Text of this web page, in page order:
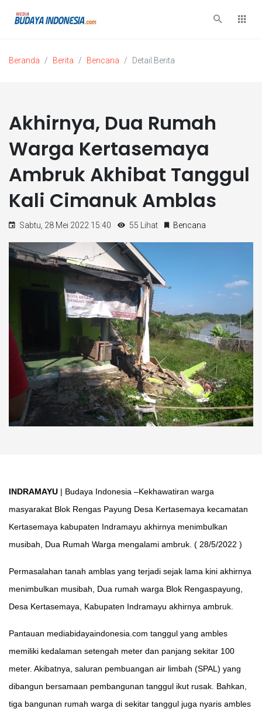
Beranda Berita Bencana Detail Berita
Akhirnya, Dua Rumah
Warga Kertasemaya
Ambruk Akhibat Tanggul
Kali Cimanuk Amblas
Sabtu, 28 Mei 2022 15:40 55 Lihat Bencana
INDRAMAYU | Budaya Indonesia –Kekhawatiran warga
masyarakat Blok Rengas Payung Desa Kertasemaya kecamatan
Kertasemaya kabupaten Indramayu akhirnya menimbulkan
musibah, Dua Rumah Warga mengalami ambruk. ( 28/5/2022 )
Permasalahan tanah amblas yang terjadi sejak lama kini akhirnya
menimbulkan musibah, Dua rumah warga Blok Rengaspayung,
Desa Kertasemaya, Kabupaten Indramayu akhirnya ambruk.
Pantauan mediabidayaindonesia.com tanggul yang ambles
memiliki kedalaman setengah meter dan panjang sekitar 100
meter. Akibatnya, saluran pembuangan air limbah (SPAL) yang
dibangun bersamaan pembangunan tanggul ikut rusak. Bahkan,
tiga bangunan rumah warga di sekitar tanggul juga nyaris ambles